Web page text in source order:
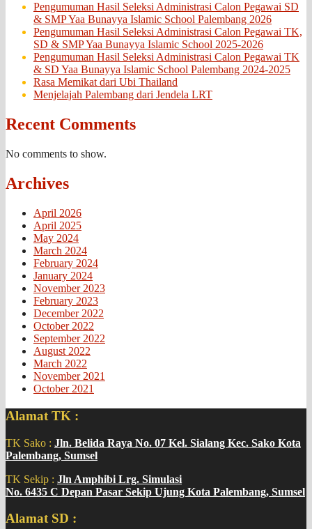
Pengumuman Hasil Seleksi Administrasi Calon Pegawai SD
& SMP Yaa Bunayya Islamic School Palembang 2026
Pengumuman Hasil Seleksi Administrasi Calon Pegawai TK,
SD & SMP Yaa Bunayya Islamic School 2025-2026
Pengumuman Hasil Seleksi Administrasi Calon Pegawai TK
& SD Yaa Bunayya Islamic School Palembang 2024-2025
Rasa Memikat dari Ubi Thailand
Menjelajah Palembang dari Jendela LRT
Recent Comments
No comments to show.
Archives
April 2026
April 2025
May 2024
March 2024
February 2024
January 2024
November 2023
February 2023
December 2022
October 2022
September 2022
August 2022
March 2022
November 2021
October 2021
Alamat TK :
TK Sako : Jln. Belida Raya No. 07 Kel. Sialang Kec. Sako Kota
Palembang, Sumsel
TK Sekip : Jln Amphibi Lrg. Simulasi
No. 6435 C Depan Pasar Sekip Ujung Kota Palembang, Sumsel
Alamat SD :